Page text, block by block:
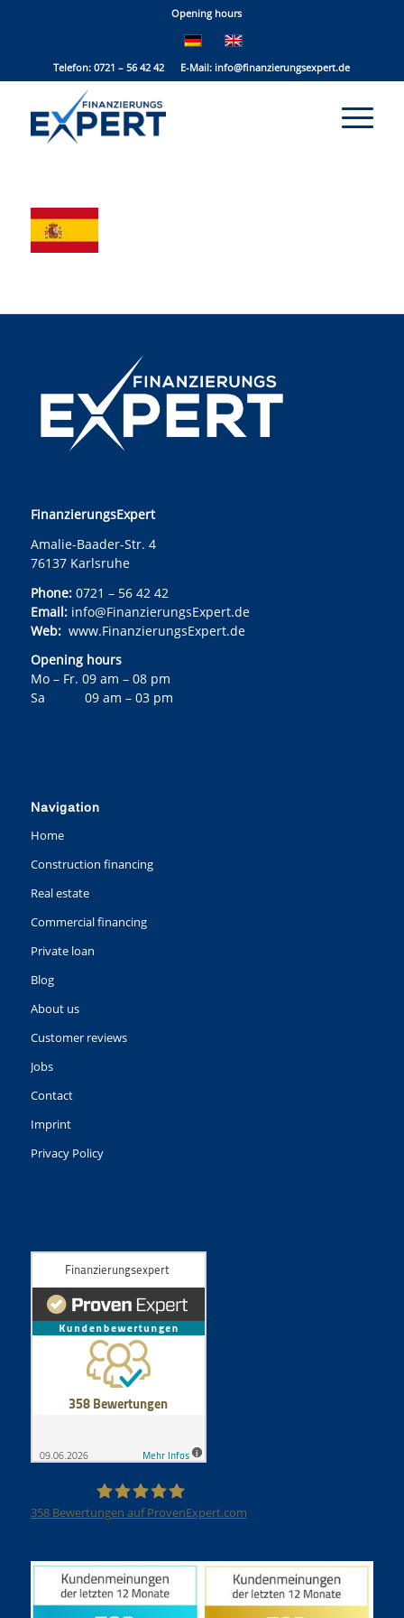
Opening hours
Telefon: 0721 – 56 42 42 E-Mail: info@finanzierungsexpert.de
FinanzierungsExpert
Amalie-Baader-Str. 4
76137 Karlsruhe
Phone:0721 – 56 42 42
Email: info@FinanzierungsExpert.de
Web: www.FinanzierungsExpert.de
Opening hours
Mo – Fr. 09 am – 08 pm
Sa 09 am – 03 pm
Navigation
Home
Construction financing
Real estate
Commercial financing
Private loan
Blog
About us
Customer reviews
Jobs
Contact
Imprint
Privacy Policy
358Bewertungen auf ProvenExpert.com